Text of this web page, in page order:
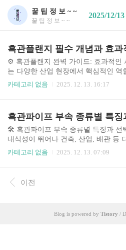
꿀 팁 정 보 ~ ~
꿀 팁 정 보 ~ ~
2025/12/
⚙️ 흑관플랜지 완벽 가이드: 효과적인
는 다양한 산업 현장에서 핵심적인 역
심도 있게 분석하고, 효과적인 사용법
이 더욱 커지고 있으며, 이에 대한 정
스템 안정성과 경제성에 직결됩니다.
와 전문가 의견을 바탕으로 작성되어,
실질적인 정보를 제공합니다. 🤔 흑관
플랜지는 배관..
카테고리 없음 2025. 12. 13. 16:17
흑관파이프 부속 종류별 특징
🛠️ 흑관파이프 부속 종류별 특징과 선
내식성이 뛰어나 건축, 산업, 배관 등
니다. 하지만 흑관파이프 자체만으로
프 부속 시장 또한 꾸준히 성장하고
어지고 있습니다. 특히, 고온·고압 환
은 자신에게 맞는 최적의 부속을 선택
카테고리 없음 2025. 12. 13. 07:09
이전
Blog is powered by Tistory /